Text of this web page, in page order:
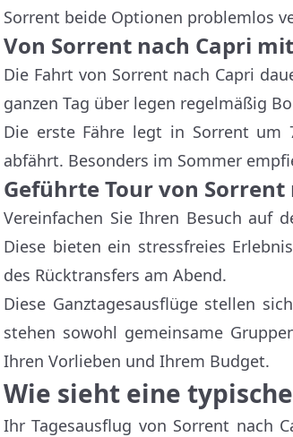
Sorrent beide Optionen problemlos
Von Sorrent nach Capri
Die Fahrt von Sorrent nach Capri
ganzen Tag über legen regelmäßig
Die erste Fähre legt in Sorrent um
abfährt. Besonders im Sommer
Geführte Tour von Sorrent
Vereinfachen Sie Ihren Besuch auf
Diese bieten ein stressfreies
des Rücktransfers am Abend.
Diese Ganztagesausflüge stellen
stehen sowohl gemeinsame
Ihren Vorlieben und Ihrem Budget.
Wie sieht eine
Ihr Tagesausflug von Sorrent nach